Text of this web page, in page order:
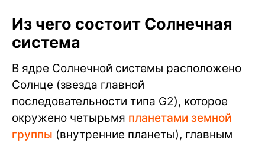
Из чего состоит Солнечная
система
В ядре Солнечной системы расположено
Солнце (звезда главной
последовательности типа G2), которое
окружено четырьмя планетами земной
группы (внутренние планеты), главным